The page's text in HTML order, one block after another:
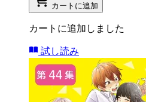
カートに追加
カートに追加しました
試し読み